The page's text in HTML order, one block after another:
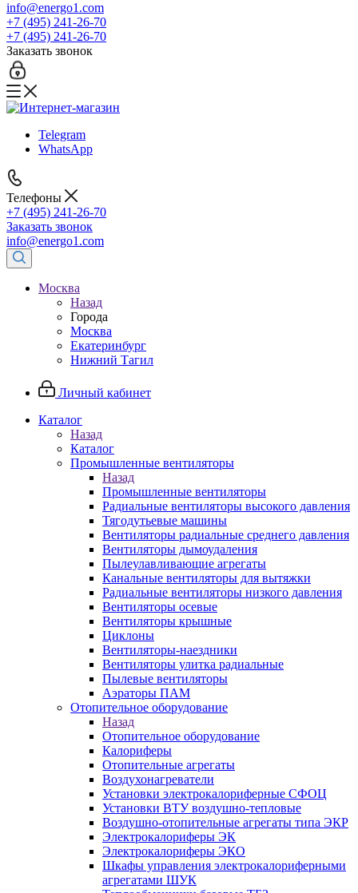
info@energo1.com
+7 (495) 241-26-70
+7 (495) 241-26-70
Заказать звонок
Telegram
WhatsApp
Телефоны
+7 (495) 241-26-70
Заказать звонок
info@energo1.com
Москва
Назад
Города
Москва
Екатеринбург
Нижний Тагил
Личный кабинет
Каталог
Назад
Каталог
Промышленные вентиляторы
Назад
Промышленные вентиляторы
Радиальные вентиляторы высокого давления
Тягодутьевые машины
Вентиляторы радиальные среднего давления
Вентиляторы дымоудаления
Пылеулавливающие агрегаты
Канальные вентиляторы для вытяжки
Радиальные вентиляторы низкого давления
Вентиляторы осевые
Вентиляторы крышные
Циклоны
Вентиляторы-наездники
Вентиляторы улитка радиальные
Пылевые вентиляторы
Аэраторы ПАМ
Отопительное оборудование
Назад
Отопительное оборудование
Калориферы
Отопительные агрегаты
Воздухонагреватели
Установки электрокалориферные СФОЦ
Установки ВТУ воздушно-тепловые
Воздушно-отопительные агрегаты типа ЭКР
Электрокалориферы ЭК
Электрокалориферы ЭКО
Шкафы управления электрокалориферными
агрегатами ШУК